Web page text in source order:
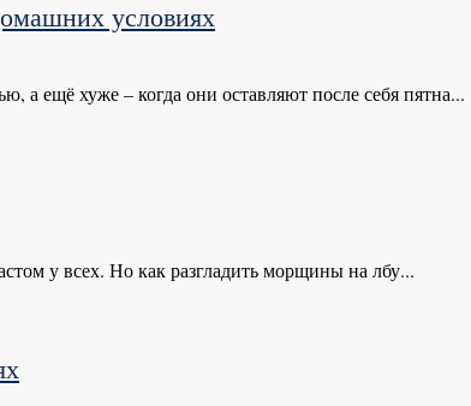
условиях
а ещё хуже – когда они оставляют после себя пятна...
у всех. Но как разгладить морщины на лбу...